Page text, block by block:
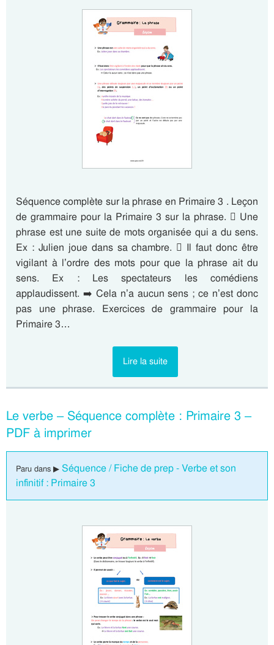
Séquence complète sur la phrase en Primaire 3 . Leçon
de grammaire pour la Primaire 3 sur la phrase.  Une
phrase est une suite de mots organisée qui a du sens.
Ex : Julien joue dans sa chambre.  Il faut donc être
vigilant à l’ordre des mots pour que la phrase ait du
sens. Ex : Les spectateurs les comédiens
applaudissent. ➡️ Cela n’a aucun sens ; ce n’est donc
pas une phrase. Exercices de grammaire pour la
Primaire 3…
Lire la suite
Le verbe – Séquence complète : Primaire 3 –
PDF à imprimer
Paru dans ▶ Séquence / Fiche de prep - Verbe et son
infinitif : Primaire 3